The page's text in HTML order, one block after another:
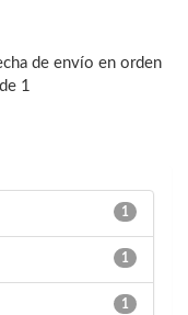
de envío en orden
1
1
1
1